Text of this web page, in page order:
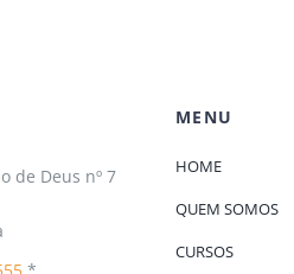
de Deus nº 7
*
MENU
HOME
QUEM SOMOS
CURSOS